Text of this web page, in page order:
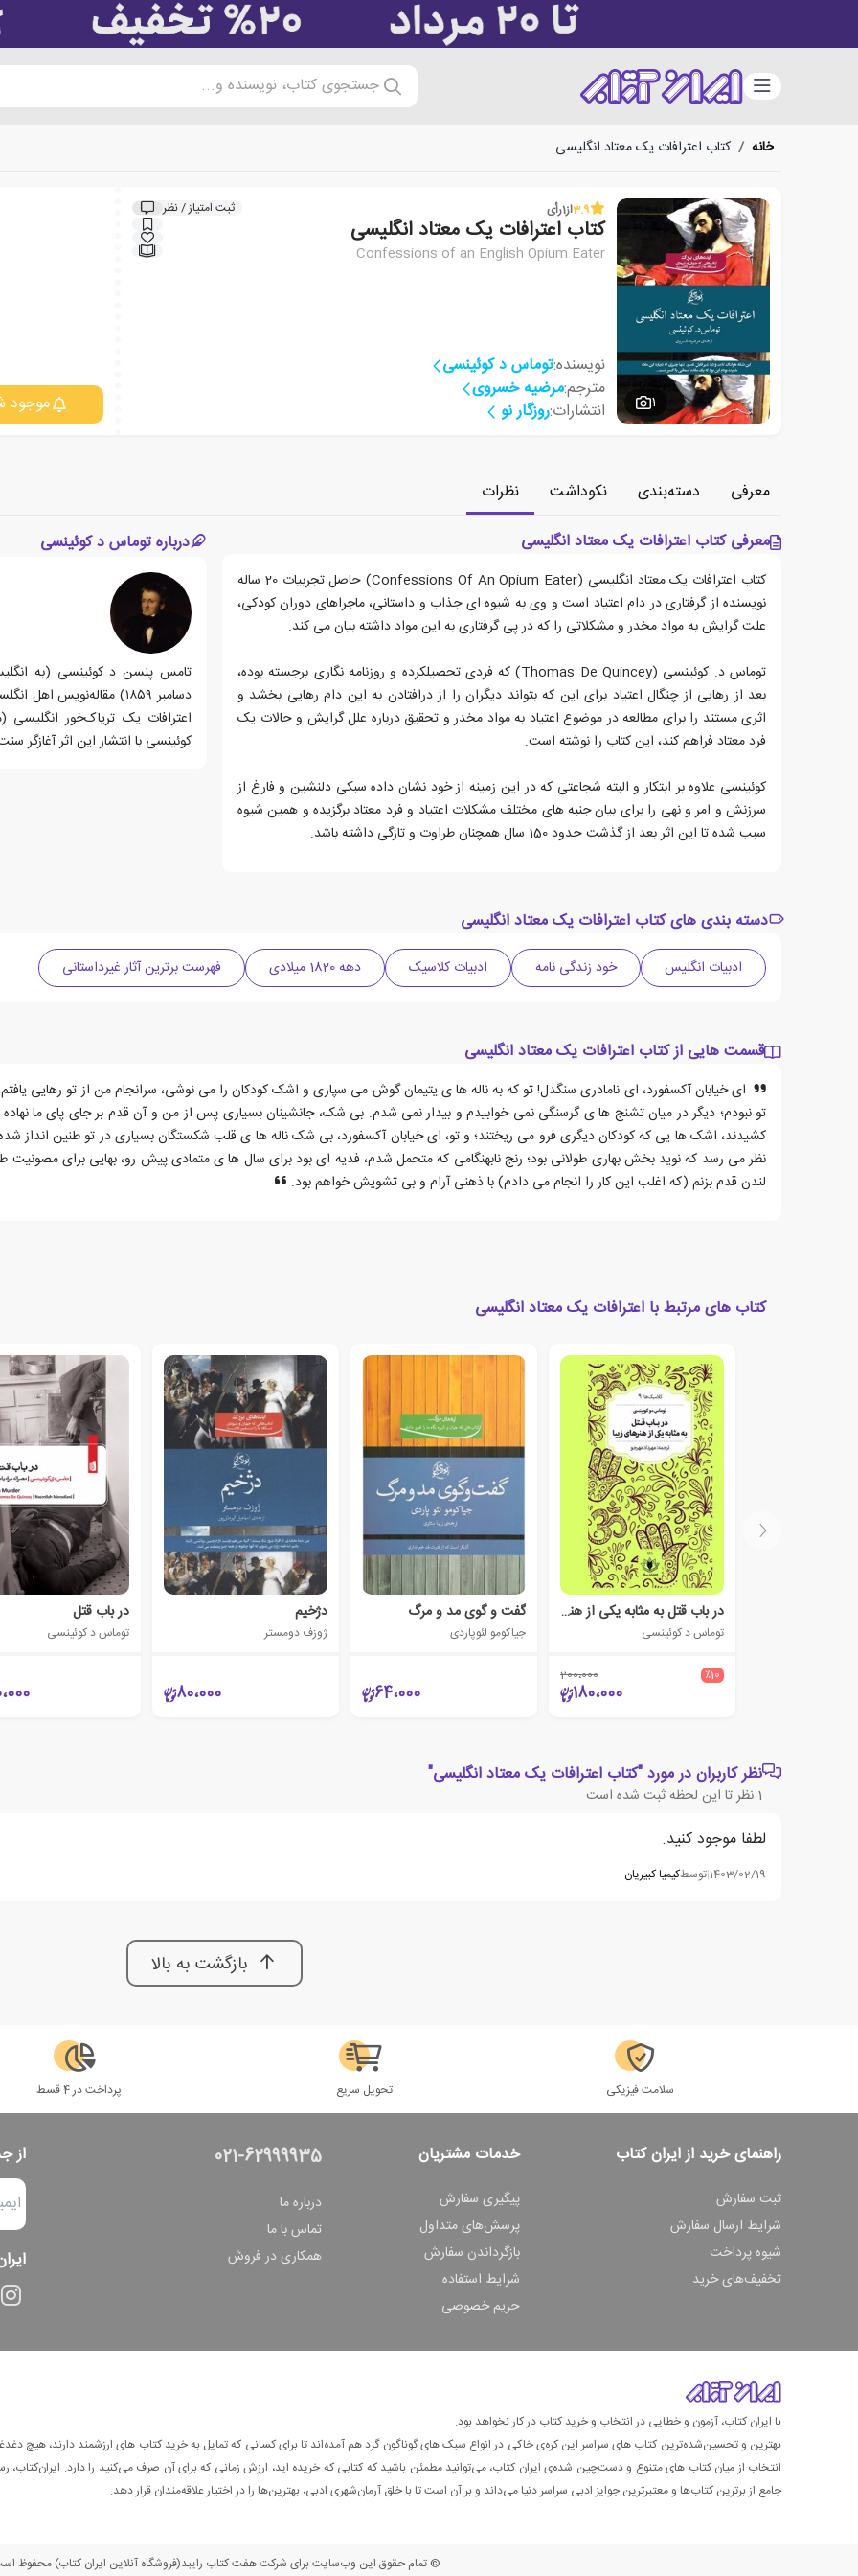
دسته‌بندی جستجوی کتاب، نویسنده و...
خانه / کتاب اعترافات یک معتاد انگلیسی
1
3.9از1رأی ثبت امتیاز / نظر
کتاب اعترافات یک معتاد انگلیسی
Confessions of an English Opium Eater
نویسنده:توماس د کوئینسی
مترجم:مرضیه خسروی
انتشارات:روزگار نو موجود
معرفی دسته‌بندی نکوداشت
نظرات
معرفی کتاب اعترافات یک معتاد انگلیسی
کتاب اعترافات یک معتاد انگلیسی (Confessions Of An Opium Eater) حاصل تجربیات 20 ساله
نویسنده از گرفتاری در دام اعتیاد است و وی به شیوه ای جذاب و داستانی، ماجراهای دوران کودکی،
علت گرایش به مواد مخدر و مشکلاتی را که در پی گرفتاری به این مواد داشته بیان می کند.
توماس د. کوئینسی (Thomas De Quincey) که فردی تحصیلکرده و روزنامه نگاری برجسته بوده،
بعد از رهایی از چنگال اعتیاد برای این که بتواند دیگران را از درافتادن به این دام رهایی بخشد و
اثری مستند را برای مطالعه در موضوع اعتیاد به مواد مخدر و تحقیق درباره علل گرایش و حالات یک
فرد معتاد فراهم کند، این کتاب را نوشته است.
کوئینسی علاوه بر ابتکار و البته شجاعتی که در این زمینه از خود نشان داده سبکی دلنشین و فارغ از
سرزنش و امر و نهی را برای بیان جنبه های مختلف مشکلات اعتیاد و فرد معتاد برگزیده و همین شیوه
سبب شده تا این اثر بعد از گذشت حدود 150 سال همچنان طراوت و تازگی داشته باشد.
درباره توماس د کوئینسی
دسامبر ۱۸۵۹) مقاله‌نویس
کوئینسی با انتشار این اثر آغازگر
دسته بندی های کتاب اعترافات یک معتاد انگلیسی
ادبیات انگلیس خود زندگی نامه ادبیات کلاسیک دهه 1820 میلادی فهرست برترین آثار غیرداستانی
قسمت هایی از کتاب اعترافات یک معتاد انگلیسی
ای خیابان آکسفورد، ای نامادری سنگدل! تو که به ناله ها ی یتیمان گوش می سپاری و اشک کودکان را می نوشی، سرانجام من از تو رهایی
تو نبودم؛ دیگر در میان تشنج ها ی گرسنگی نمی خوابیدم و بیدار نمی شدم. بی شک، جانشینان بسیاری پس از من و آن قدم بر جای پای ما
کشیدند، اشک ها یی که کودکان دیگری فرو می ریختند؛ و تو، ای خیابان آکسفورد، بی شک ناله ها ی قلب شکستگان بسیاری در تو طنین انداز
نظر می رسد که نوید بخش بهاری طولانی بود؛ رنج نابهنگامی که متحمل شدم، فدیه ای بود برای سال ها ی متمادی پیش رو، بهایی برای مصونیت
لندن قدم بزنم (که اغلب این کار را انجام می دادم) با ذهنی آرام و بی تشویش خواهم بود.
کتاب های مرتبط با اعترافات یک معتاد انگلیسی
در باب قتل به مثابه یکی از هنرهای زیبا
توماس د کوئینسی
٪10 200،000
180،000
گفت و گوی مد و مرگ
جیاکومو لئوپاردی
64،000
دژخیم
ژوزف دومستر
80،000
در باب قتل
توماس د کوئینسی
نظر کاربران در مورد "کتاب اعترافات یک معتاد انگلیسی"
1 نظر تا این لحظه ثبت شده است
لطفا موجود کنید.
1403/02/19
|توسطکیمیا کبیریان
بازگشت به بالا
سلامت فیزیکی تحویل سریع پرداخت در 4 قسط
راهنمای خرید از ایران کتاب
ثبت سفارش
شرایط ارسال سفارش
شیوه پرداخت
تخفیف‌های خرید
خدمات مشتریان
پیگیری سفارش
پرسش‌های متداول
بازگرداندن سفارش
شرایط استفاده
حریم خصوصی
021-62999935
درباره ما
تماس با ما
همکاری در فروش
از
با ایران کتاب، آزمون و خطایی در انتخاب و خرید کتاب در کار نخواهد بود.
بهترین و تحسین‌شده‌ترین کتاب‌ های سراسر این کره‌ی خاکی در انواع سبک های گوناگون گرد هم آمده‌اند تا برای کسانی که تمایل به خرید کتاب های ارزشمند دارند، هیچ
انتخاب از میان کتاب های متنوع و دست‌چین شده‌ی ایران کتاب، می‌توانید مطمئن باشید که کتابی که خریده اید، ارزش زمانی که برای آن صرف می‌کنید را دارد. ایران‌کتاب،
جامع از برترین کتاب‌ها و معتبرترین جوایز ادبی سراسر دنیا می‌داند و بر آن است تا با خلق آرمان‌شهری ادبی، بهترین‌ها را در اختیار علاقه‌مندان قرار دهد.
© تمام حقوق این وب‌سایت برای شرکت هفت کتاب رایبد(فروشگاه آنلاین ایران کتاب) محفوظ